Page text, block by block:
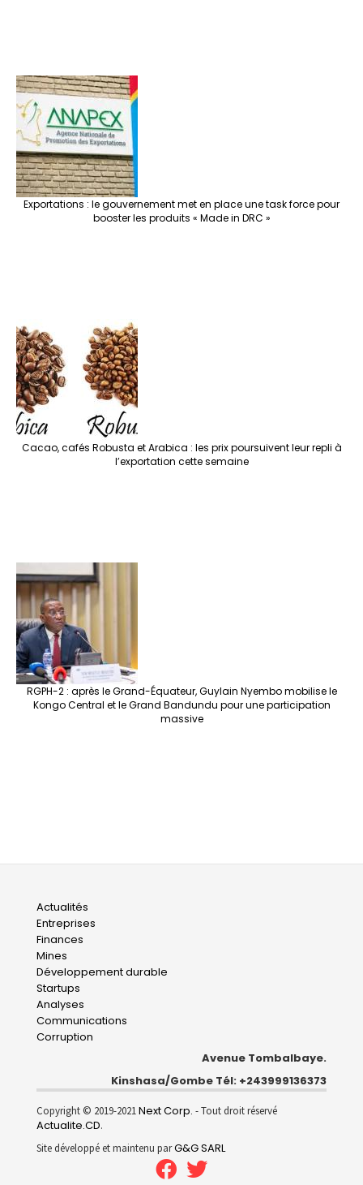
Exportations : le gouvernement met en place une task force pour
booster les produits « Made in DRC »
Cacao, cafés Robusta et Arabica : les prix poursuivent leur repli à
l’exportation cette semaine
RGPH-2 : après le Grand-Équateur, Guylain Nyembo mobilise le
Kongo Central et le Grand Bandundu pour une participation
massive
Main
navigation
Actualités
Entreprises
Finances
Mines
Développement durable
Startups
Analyses
Communications
Corruption
Avenue Tombalbaye.
Kinshasa/Gombe Tél: +243999136373
Copyright © 2019-2021Next Corp. - Tout droit réservé
Actualite.CD.
Site développé et maintenu parG&G SARL